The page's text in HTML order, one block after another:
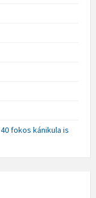
fokos kánikula is